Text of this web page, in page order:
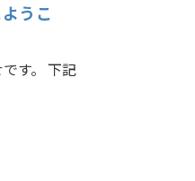
うこ
す。 下記